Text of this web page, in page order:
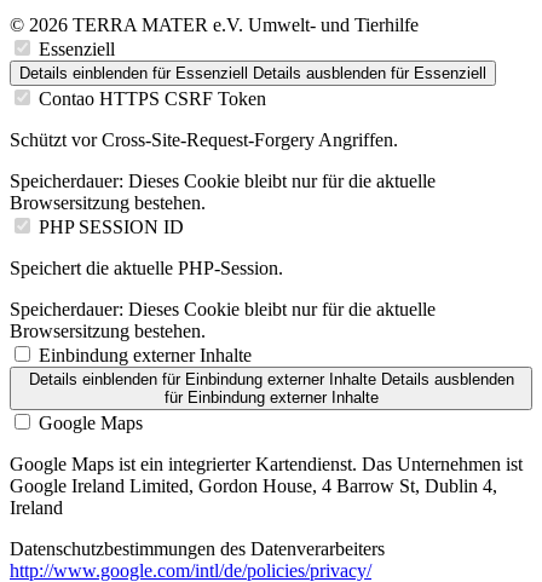
© 2026 TERRA MATER e.V. Umwelt- und Tierhilfe
Essenziell
Details einblenden für Essenziell Details ausblenden für Essenziell
Contao HTTPS CSRF Token
Schützt vor Cross-Site-Request-Forgery Angriffen.
Speicherdauer: Dieses Cookie bleibt nur für die aktuelle
Browsersitzung bestehen.
PHP SESSION ID
Speichert die aktuelle PHP-Session.
Speicherdauer: Dieses Cookie bleibt nur für die aktuelle
Browsersitzung bestehen.
Einbindung externer Inhalte
Details einblendenfür Einbindung externer Inhalte Details ausblenden
für Einbindung externer Inhalte
Google Maps
Google Maps ist ein integrierter Kartendienst. Das Unternehmen ist
Google Ireland Limited, Gordon House, 4 Barrow St, Dublin 4,
Ireland
Datenschutzbestimmungen des Datenverarbeiters
http://www.google.com/intl/de/policies/privacy/